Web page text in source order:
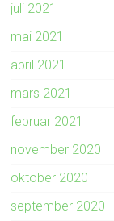
juli 2021
mai 2021
april 2021
mars 2021
februar 2021
november 2020
oktober 2020
september 2020